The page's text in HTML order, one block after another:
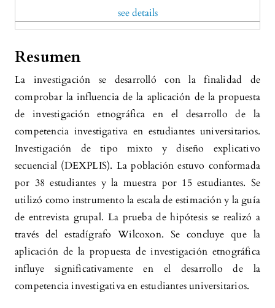
see details
Resumen
La investigación se desarrolló con la finalidad de
comprobar la influencia de la aplicación de la propuesta
de investigación etnográfica en el desarrollo de la
competencia investigativa en estudiantes universitarios.
Investigación de tipo mixto y diseño explicativo
secuencial (DEXPLIS). La población estuvo conformada
por 38 estudiantes y la muestra por 15 estudiantes. Se
utilizó como instrumento la escala de estimación y la guía
de entrevista grupal. La prueba de hipótesis se realizó a
través del estadígrafo Wilcoxon. Se concluye que la
aplicación de la propuesta de investigación etnográfica
influye significativamente en el desarrollo de la
competencia investigativa en estudiantes universitarios.